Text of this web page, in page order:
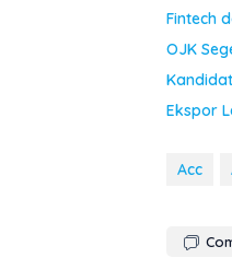
Fintech
OJK
Ekspor
Acc